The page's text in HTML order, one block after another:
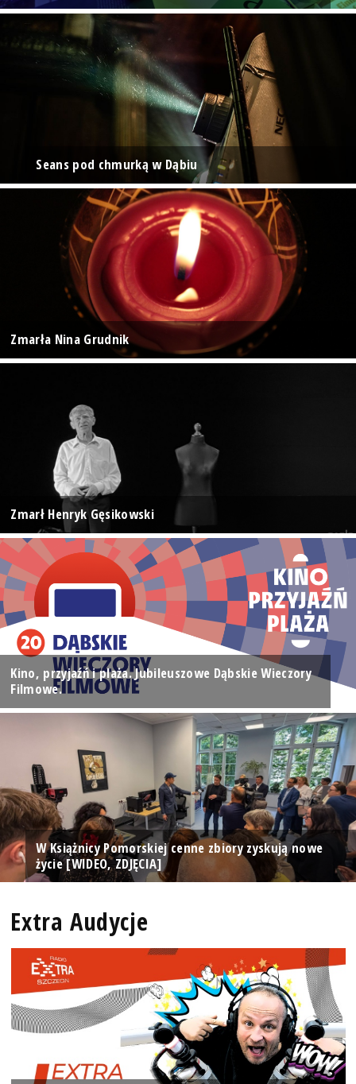
Seans pod chmurką w Dąbiu
Zmarła Nina Grudnik
Zmarł Henryk Gęsikowski
Kino, przyjaźń i plaża. Jubileuszowe Dąbskie Wieczory
Filmowe.
W Książnicy Pomorskiej cenne zbiory zyskują nowe
życie [WIDEO, ZDJĘCIA]
Extra Audycje